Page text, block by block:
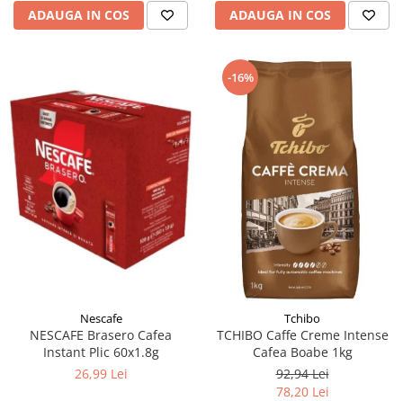
ADAUGA IN COS ADAUGA IN COS
Nescafe
NESCAFE Brasero Cafea
Instant Plic 60x1.8g
26,99 Lei
-16%
Tchibo
TCHIBO Caffe Creme Intense
Cafea Boabe 1kg
92,94 Lei
78,20 Lei